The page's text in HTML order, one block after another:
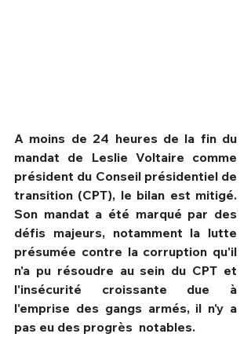
HPN Live
A moins de 24 heures de la fin du
mandat de Leslie Voltaire comme
président du Conseil présidentiel de
transition (CPT), le bilan est mitigé.
Son mandat a été marqué par des
défis majeurs, notamment la lutte
présumée contre la corruption qu'il
n'a pu résoudre au sein du CPT et
l'insécurité croissante due à
l'emprise des gangs armés, il n'y a
pas eu des progrès  notables.